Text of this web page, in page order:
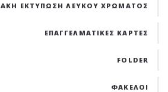
ΕΚΤΥΠΩΣΗ ΛΕΥΚΟΥ ΧΡΩΜΑΤΟΣ
ΕΠΑΓΓΕΛΜΑΤΙΚΕΣ ΚΑΡΤΕΣ
FOLDER
ΦΑΚΕΛΟΙ